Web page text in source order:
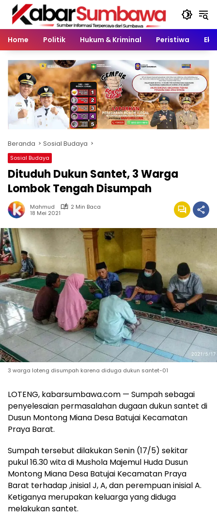
Langsung
konten
Home
Politik Hukum & Kriminal Peristiwa
Beranda Sosial Budaya
Sosial Budaya
Dituduh Dukun Santet, 3 Warga
Lombok Tengah Disumpah
Mahmud
2 Min Baca
18 Mei 2021
3 warga loteng disumpah karena diduga dukun santet-01
LOTENG, kabarsumbawa.com — Sumpah sebagai
penyelesaian permasalahan dugaan dukun santet di
Dusun Montong Miana Desa Batujai Kecamatan
Praya Barat.
Sumpah tersebut dilakukan Senin (17/5) sekitar
pukul 16.30 wita di Mushola Majemul Huda Dusun
Montong Miana Desa Batujai Kecamatan Praya
Barat terhadap ,inisial J, A, dan perempuan inisial A.
Ketiganya merupakan keluarga yang diduga
melakukan santet.